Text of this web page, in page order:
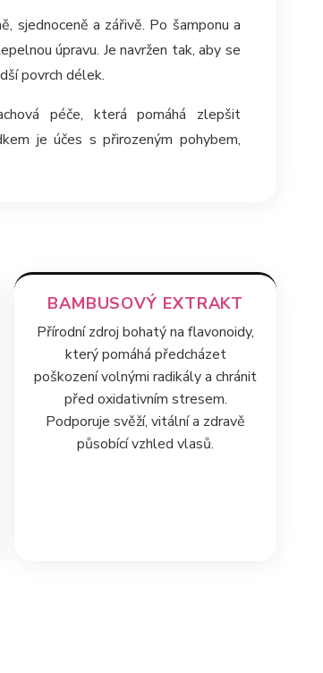
sjednoceně a zářivě. Po šamponu a
úpravu. Je navržen tak, aby se
povrch délek.
péče, která pomáhá zlepšit
je účes s přirozeným pohybem,
BAMBUSOVÝ EXTRAKT
Přírodní zdroj bohatý na flavonoidy,
který pomáhá předcházet
poškození volnými radikály a chránit
před oxidativním stresem.
Podporuje svěží, vitální a zdravě
působící vzhled vlasů.